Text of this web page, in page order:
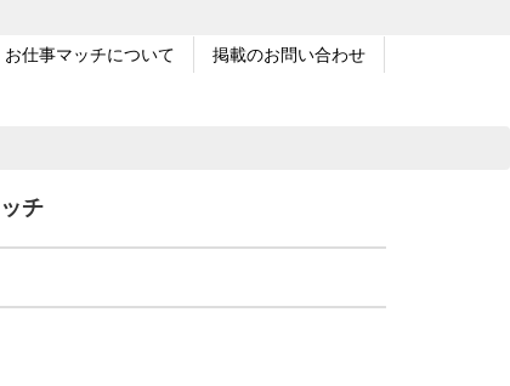
お仕事マッチについて 掲載のお問い合わせ
チ